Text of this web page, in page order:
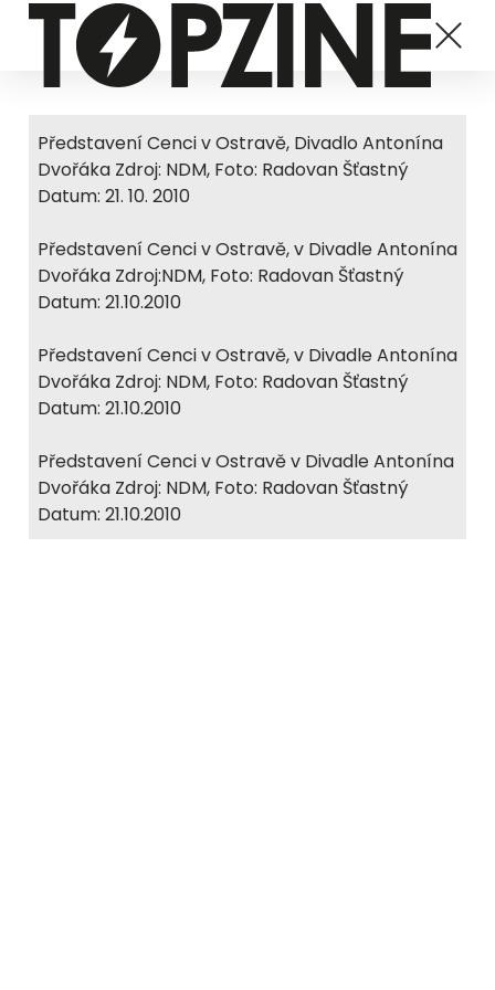
Představení Cenci v Ostravě, Divadlo Antonína
Dvořáka Zdroj: NDM, Foto: Radovan Šťastný
Datum: 21. 10. 2010
Představení Cenci v Ostravě, v Divadle Antonína
Dvořáka Zdroj:NDM, Foto: Radovan Šťastný
Datum: 21.10.2010
Představení Cenci v Ostravě, v Divadle Antonína
Dvořáka Zdroj: NDM, Foto: Radovan Šťastný
Datum: 21.10.2010
Představení Cenci v Ostravě v Divadle Antonína
Dvořáka Zdroj: NDM, Foto: Radovan Šťastný
Datum: 21.10.2010